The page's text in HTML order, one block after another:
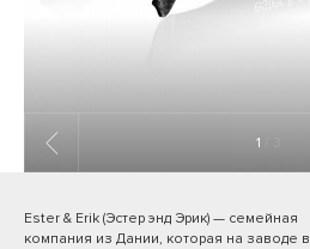
1
Ester & Erik (Эстер энд Эрик) — семейная
компания из Дании, которая на заводе в